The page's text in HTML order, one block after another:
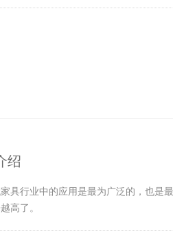
绍
具行业中的应用是最为广泛的，也
高了。